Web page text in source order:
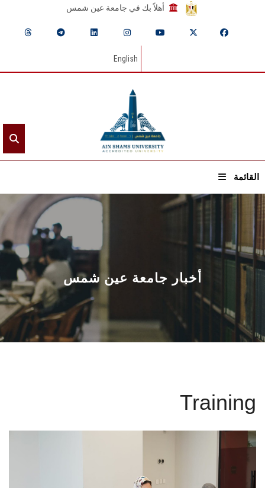
أهلاً بك في جامعة عين شمس
English
القائمة
الرئيسيـة
عن الجامعة
القطاعـات
الشئون الأكاديمية
البحث العلمي
أخبار جامعة عين شمس
Training